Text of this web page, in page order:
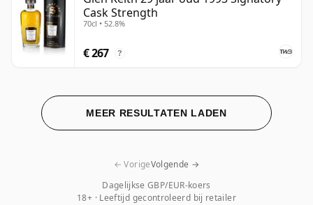
Cask Strength
70cl • 52.8%
€ 267 ?
MEER RESULTATEN LADEN
Dagelijkse GBP/EUR-koers
18+ · Leeftijd gecontroleerd bij retailer
← VorigeVolgende →